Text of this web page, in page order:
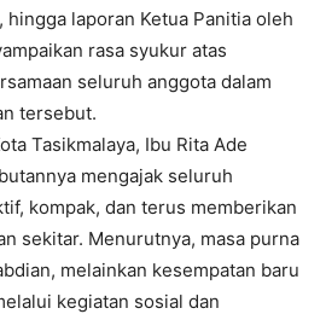
hingga laporan Ketua Panitia oleh
rasa syukur atas
seluruh anggota dalam
tersebut.
Tasikmalaya, Ibu Rita Ade
mengajak seluruh
kompak, dan terus memberikan
sekitar. Menurutnya, masa purna
melainkan kesempatan baru
kegiatan sosial dan